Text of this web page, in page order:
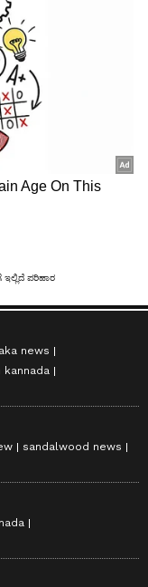
ಪರಿಹಾರ
news
kannada
sandalwood news